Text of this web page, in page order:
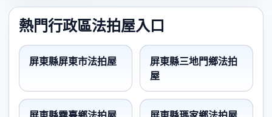
熱門行政區法拍屋入口
屏東縣屏東市法拍屋
屏東縣三地門鄉法拍
屋